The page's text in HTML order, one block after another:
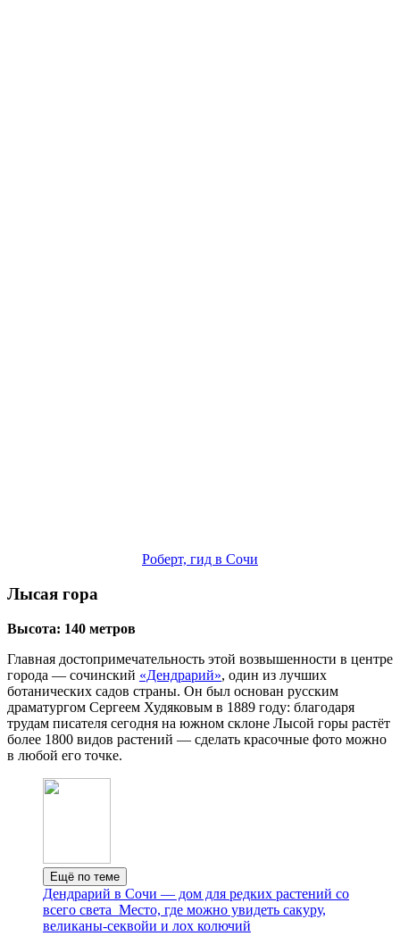
Роберт, гид в Сочи
Лысая гора
Высота: 140 метров
Главная до­сто­при­ме­ча­тель­но­сть этой возвышенности в центре
города — сочинский «Дендрарий», один из лучших
ботанических садов страны. Он был основан русским
драматургом Сергеем Худяковым в 1889 году: благодаря
трудам писателя сегодня на южном склоне Лысой горы растёт
более 1800 видов растений — сделать красочные фото можно
в любой его точке.
Ещё по теме
Дендрарий в Сочи — дом для редких растений со
всего света Место, где можно увидеть сакуру,
великаны‑секвойи и лох колючий